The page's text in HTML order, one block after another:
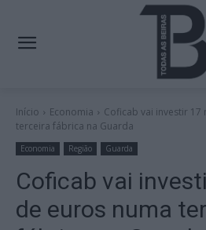
Início Economia
Coficab vai investir
terceira fábrica na Guarda
Economia Região Guarda
Coficab vai
de euros numa